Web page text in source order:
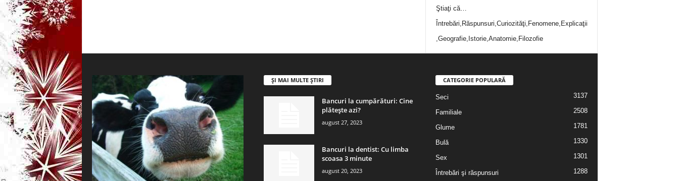
Ştiaţi că…
Întrebări,Răspunsuri,Curiozităţi,Fenomene,Explicaţii
,Geografie,Istorie,Anatomie,Filozofie
ȘI MAI MULTE ȘTIRI
Bancuri la cumpărături: Cine
plătește azi?
august 27, 2023
Bancuri la dentist: Cu limba
scoasa 3 minute
august 20, 2023
CATEGORIE POPULARĂ
Seci 3137
Familiale 2508
Glume 1781
Bulă 1330
Sex 1301
Întrebări şi răspunsuri 1288